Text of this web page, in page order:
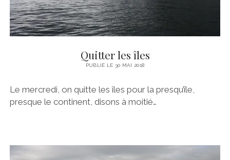
Quitter les îles
PUBLIÉ LE 30 MAI 2018
Le mercredi, on quitte les îles pour la presqu’île,
presque le continent, disons à moitié…